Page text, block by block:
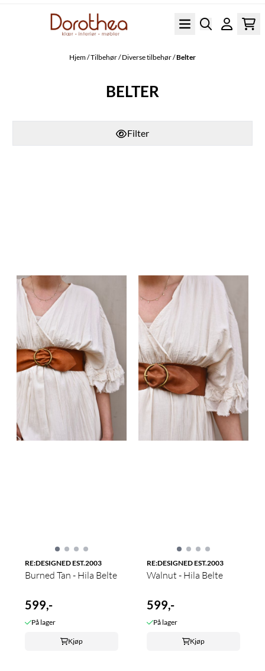
Hopp til innhold
Hjem/Tilbehør/Diverse tilbehør/Belter
BELTER
Filter
RE:DESIGNED EST.2003
Burned Tan - Hila Belte
599,-
På lager
Kjøp
RE:DESIGNED EST.2003
Walnut - Hila Belte
599,-
På lager
Kjøp